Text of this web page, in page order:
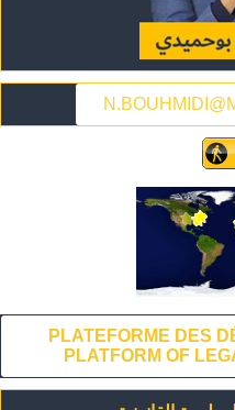
PLATEFORME DES
PLATFORM OF